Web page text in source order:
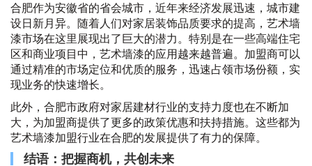
合肥作为安徽省的省会城市，近年来经济发展迅速，城市建
设日新月异。随着人们对家居装饰品质要求的提高，艺术墙
漆市场在这里展现出了巨大的潜力。特别是在一些高端住宅
区和商业项目中，艺术墙漆的应用越来越普遍。加盟商可以
通过精准的市场定位和优质的服务，迅速占领市场份额，实
现业务的快速增长。
此外，合肥市政府对家居建材行业的支持力度也在不断加
大，为加盟商提供了更多的政策优惠和扶持措施。这些都为
艺术墙漆加盟行业在合肥的发展提供了有力的保障。
结语：把握商机，共创未来